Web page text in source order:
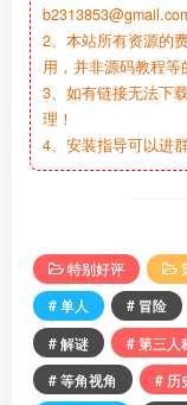
2、本站所有资源的
用，并非源码教程等
3、如有链接无法下
理！
4、安装指导可以进
特别好评
# 单人
# 冒险
# 解谜
# 第三人
# 等角视角
# 历